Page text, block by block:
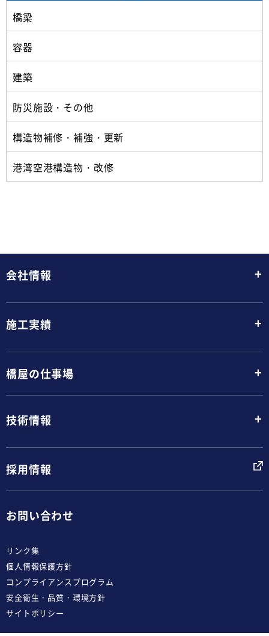
橋梁
容器
建築
防災施設・その他
構造物補修・補強・更新
港湾空港構造物・改修
会社情報 +
施工実績 +
橋屋の仕事場 +
技術情報 +
採用情報
お問い合わせ
リンク集
個人情報保護方針
コンプライアンスプログラム
安全衛生・品質・環境方針
サイトポリシー